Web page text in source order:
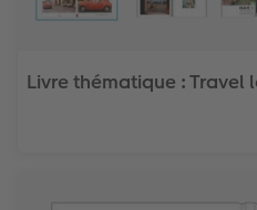
Livre thématique : Travel
Notre livre thématique Travel